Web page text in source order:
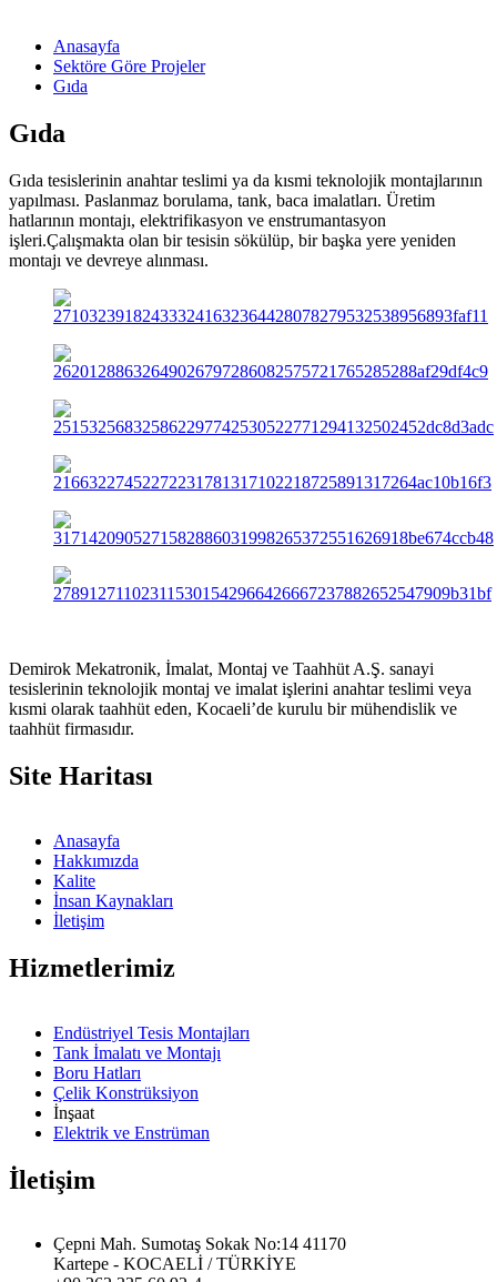
Anasayfa
Sektöre Göre Projeler
Gıda
Gıda
Gıda tesislerinin anahtar teslimi ya da kısmi teknolojik montajlarının
yapılması. Paslanmaz borulama, tank, baca imalatları. Üretim
hatlarının montajı, elektrifikasyon ve enstrumantasyon
işleri.Çalışmakta olan bir tesisin sökülüp, bir başka yere yeniden
montajı ve devreye alınması.
Demirok Mekatronik, İmalat, Montaj ve Taahhüt A.Ş. sanayi
tesislerinin teknolojik montaj ve imalat işlerini anahtar teslimi veya
kısmi olarak taahhüt eden, Kocaeli’de kurulu bir mühendislik ve
taahhüt firmasıdır.
Site Haritası
Anasayfa
Hakkımızda
Kalite
İnsan Kaynakları
İletişim
Hizmetlerimiz
Endüstriyel Tesis Montajları
Tank İmalatı ve Montajı
Boru Hatları
Çelik Konstrüksiyon
İnşaat
Elektrik ve Enstrüman
İletişim
Çepni Mah. Sumotaş Sokak No:14 41170
Kartepe - KOCAELİ / TÜRKİYE